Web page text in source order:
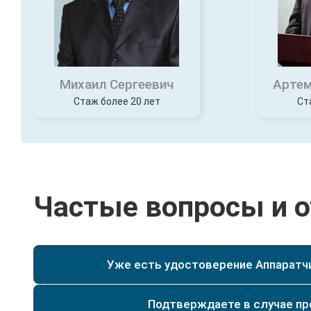
Михаил Сергеевич
Стаж более 20 лет
Частые вопросы и
Уже есть удостоверение
Да, при наличии у Вас уже действующего
Подтверждаете в случае
Да. Мы имеем действующую лицензию на